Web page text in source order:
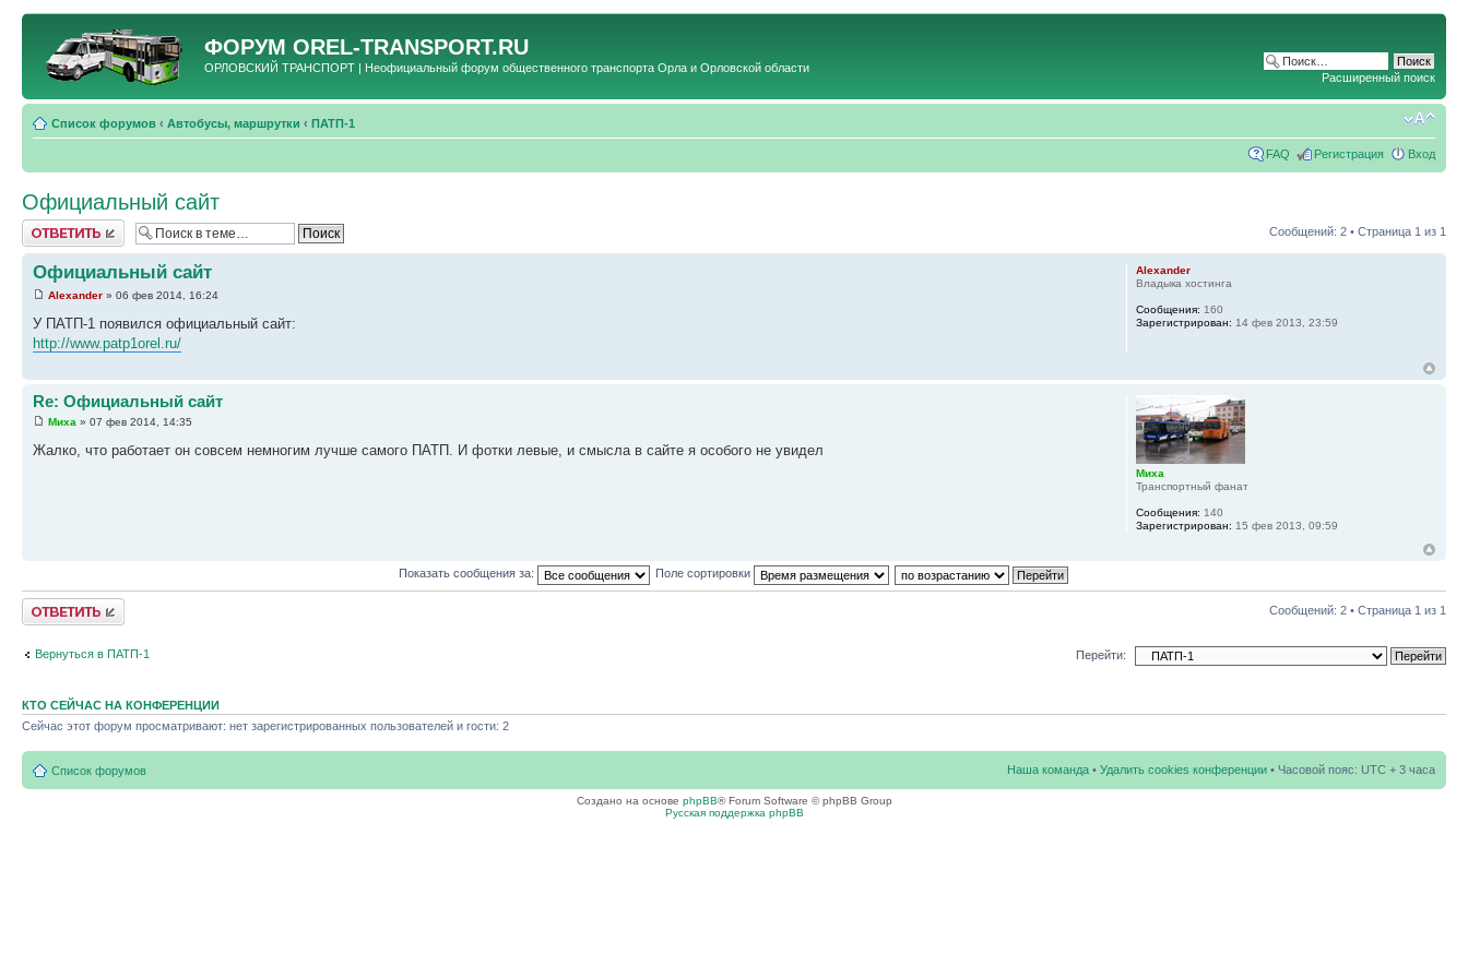
ФОРУМ OREL-TRANSPORT.RU
ОРЛОВСКИЙ ТРАНСПОРТ | Неофициальный форум общественного транспорта Орла и Орловской области
Расширенный поиск
Список форумов ‹ Автобусы, маршрутки ‹ ПАТП-1
FAQ Регистрация Вход
Официальный сайт
Ответить Сообщений: 2 • Страница 1 из 1
Официальный сайт
Alexander » 06 фев 2014, 16:24
У ПАТП-1 появился официальный сайт:
http://www.patp1orel.ru/
Alexander
Владыка хостинга
Сообщения: 160
Зарегистрирован: 14 фев 2013, 23:59
Re: Официальный сайт
Миха » 07 фев 2014, 14:35
Жалко, что работает он совсем немногим лучше самого ПАТП. И фотки левые, и смысла в сайте я особого не увидел
Миха
Транспортный фанат
Сообщения: 140
Зарегистрирован: 15 фев 2013, 09:59
Показать сообщения за: Поле сортировки
Ответить Сообщений: 2 • Страница 1 из 1
Вернуться в ПАТП-1 Перейти:
КТО СЕЙЧАС НА КОНФЕРЕНЦИИ
Сейчас этот форум просматривают: нет зарегистрированных пользователей и гости: 2
Список форумов Наша команда • Удалить cookies конференции • Часовой пояс: UTC + 3 часа
Создано на основе phpBB® Forum Software © phpBB Group
Русская поддержка phpBB